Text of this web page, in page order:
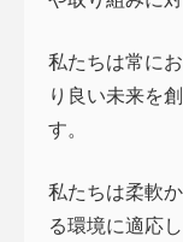
私たちは常に
り良い未来を
す。
私たちは柔軟
る環境に適応